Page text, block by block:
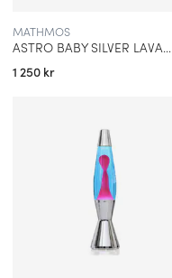
MATHMOS
ASTRO BABY SILVER LAVALAMPA BLÅ MED GRÖN LAVA
1 250 kr